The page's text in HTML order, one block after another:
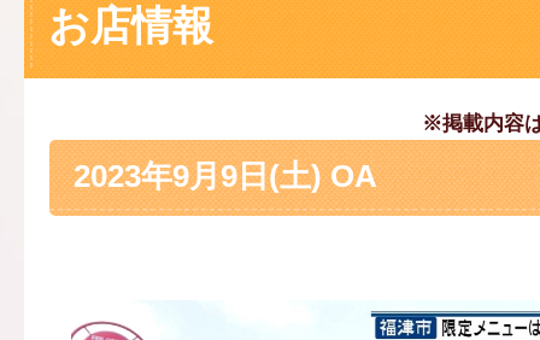
お店情報
※掲載内容
2023年9月9日(土) OA